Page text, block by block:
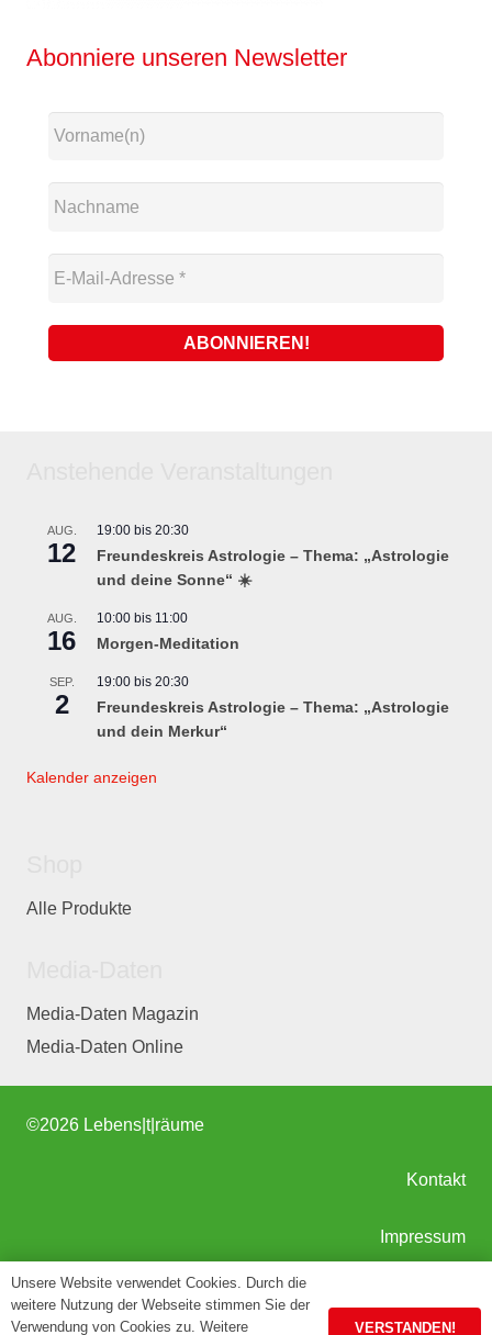
Abonniere unseren Newsletter
AUG.
12
19:00 bis 20:30
Freundeskreis Astrologie – Thema: „Astrologie
und deine Sonne“ ☀️
AUG.
16
10:00 bis 11:00
Morgen-Meditation
SEP.
2
19:00 bis 20:30
Freundeskreis Astrologie – Thema: „Astrologie
und dein Merkur“
Kalender anzeigen
Alle Produkte
Media-Daten Magazin
Media-Daten Online
©2026 Lebens|t|räume
Kontakt
Impressum
Unsere Website verwendet Cookies. Durch die
weitere Nutzung der Webseite stimmen Sie der
Verwendung von Cookies zu. Weitere
VERSTANDEN!